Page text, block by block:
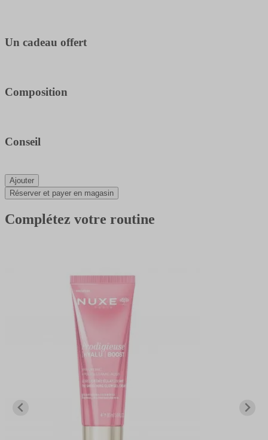
Un cadeau offert
Composition
Conseil
Ajouter
Réserver et payer en magasin
Complétez votre routine